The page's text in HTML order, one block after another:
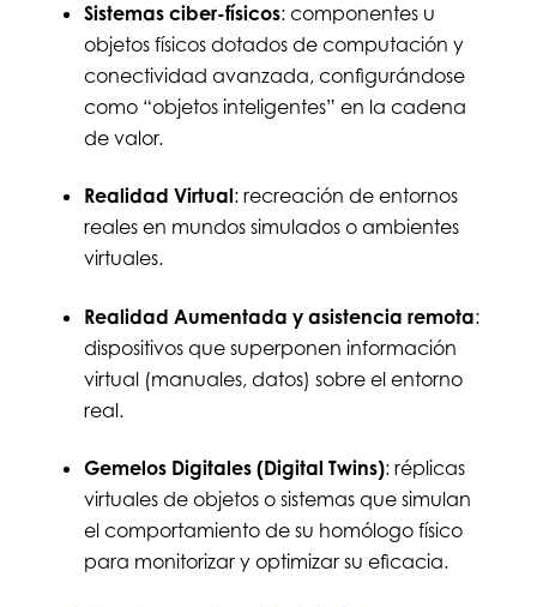
Sistemas ciber-físicos: componentes u
objetos físicos dotados de computación y
conectividad avanzada, configurándose
como “objetos inteligentes” en la cadena
de valor.
Realidad Virtual: recreación de entornos
reales en mundos simulados o ambientes
virtuales.
Realidad Aumentada y asistencia remota:
dispositivos que superponen información
virtual (manuales, datos) sobre el entorno
real.
Gemelos Digitales (Digital Twins): réplicas
virtuales de objetos o sistemas que simulan
el comportamiento de su homólogo físico
para monitorizar y optimizar su eficacia.